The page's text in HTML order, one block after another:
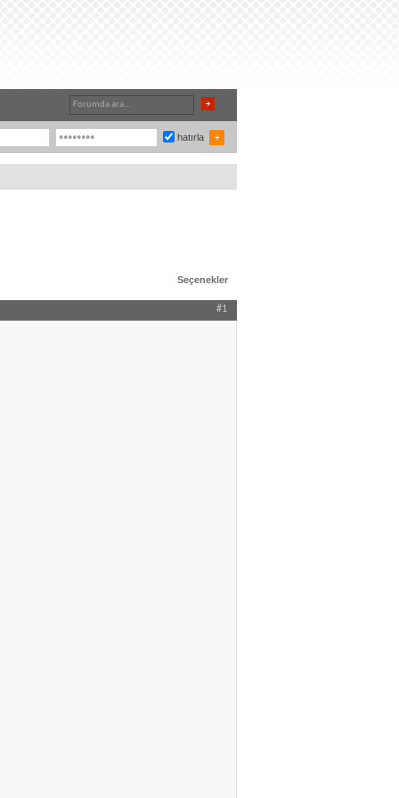
hatırla
Seçenekler
#1